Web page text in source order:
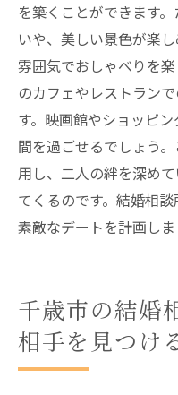
を築くことができます
いや、美しい景色が楽
雰囲気でおしゃべりを
のカフェやレストラン
す。映画館やショッピ
間を過ごせるでしょう
用し、二人の絆を深め
てくるのです。結婚相
素敵なデートを計画しま
千歳市の結婚
相手を見つけ